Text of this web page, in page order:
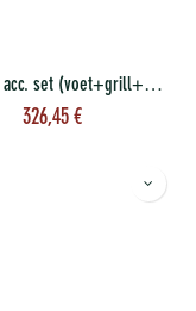
100 grill acc. set (voet+grill+spiezen+ring)
326,45€